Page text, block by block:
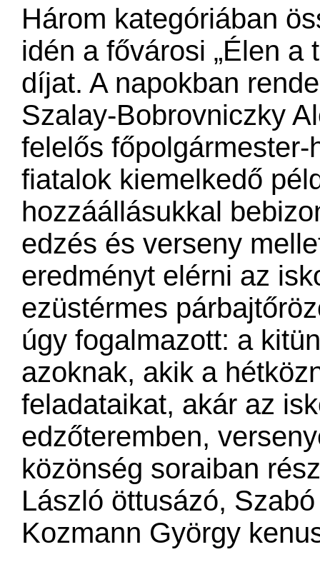
Három kategóriában
idén a fővárosi „Élen a
díjat. A napokban
Szalay-Bobrovniczky
felelős
fiatalok kiemelkedő
hozzáállásukkal
edzés és verseny
eredményt elérni az
ezüstérmes
úgy fogalmazott: a
azoknak, akik a
feladataikat, akár az
edzőteremben,
közönség soraiban
László öttusázó,
Kozmann György